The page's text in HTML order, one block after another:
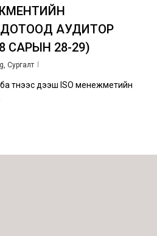
АУДИТОР
САРЫН 28-29)
,Сургалт
түүнээс дээш ISO менежметийн